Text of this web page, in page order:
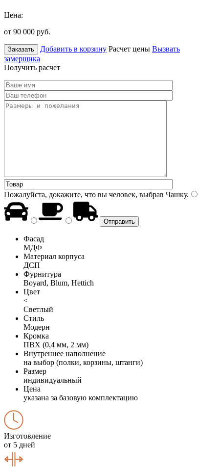
Цена:
от 90 000 руб.
Заказать Добавить в корзину Расчет цены Вызвать
замерщика
Получить расчет
Пожалуйста, докажите, что вы человек, выбрав Чашку.
Фасад
МДФ
Материал корпуса
ДСП
Фурнитура
Boyard, Blum, Hettich
Цвет
<
Светлый
Стиль
Модерн
Кромка
ПВХ (0,4 мм, 2 мм)
Внутреннее наполнение
на выбор (полки, корзины, штанги)
Размер
индивидуальный
Цена
указана за базовую комплектацию
Изготовление
от 5 дней